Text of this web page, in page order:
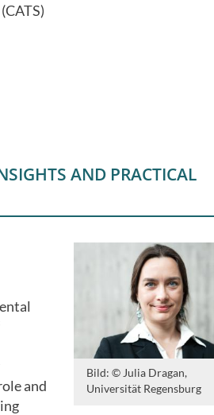
AND PRACTICAL
Bild: © Julia Dragan,
Universität Regensburg
and